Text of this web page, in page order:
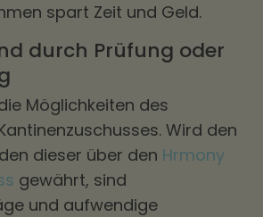
spart Zeit und Geld.
durch Prüfung oder
Möglichkeiten des
Wird den
dieser über den Hrmony
gewährt, sind
und aufwendige